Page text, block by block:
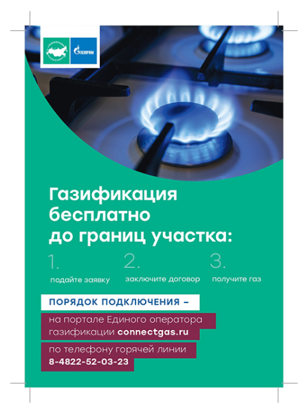
День рождения Светофора: в детском саду № 6
прошел необычный урок безопасности
6 Авг 2026 16:41 471
В Твери пройдёт дополнительный день приёма в
колледжи
281
Исследование: ежемесячная смена категорий
кешбэка создает волны спроса
6 Авг 2026 16:28 432
Тверские «Романтики» покорили Витебск своей
хореографией
6 Авг 2026 16:08 519
Виталий Королев наградил строителей и
анонсировал новые проекты
6 Авг 2026 16:02 232